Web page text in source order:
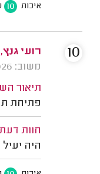
איכות 10
רועי
משוב: 05/06/2026
תיאור
פתיחת
חוות
היה
10